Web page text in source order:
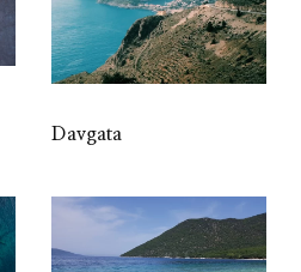
Davgata